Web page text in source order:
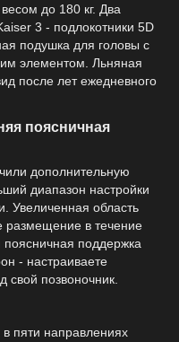
до 180 кг. Два
3 - подлокотники 5D
подушка для головы с
элементом. Льняная
после лет ежедневного
поясничная
дополнительную
диапазон настройки
Увеличенная область
размещение в течение
поясничная поддержка
- настраиваете
свой позвоночник.
в пяти направлениях